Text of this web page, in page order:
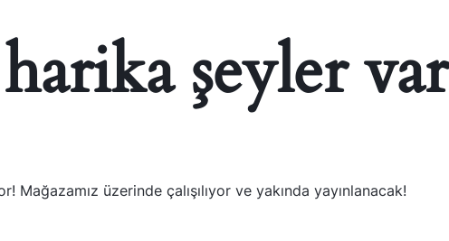
şeyler var
Mağazamız üzerinde çalışılıyor ve yakında yayınlanacak!